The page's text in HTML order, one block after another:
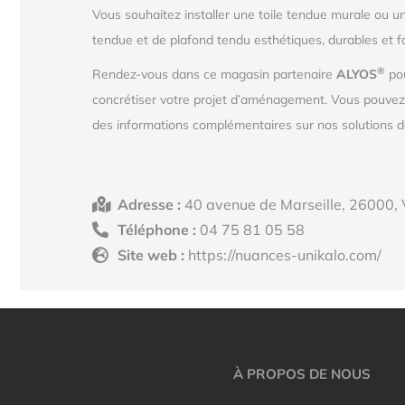
Vous souhaitez installer une toile tendue murale ou
tendue et de plafond tendu esthétiques, durables et
Rendez-vous dans ce magasin partenaire ALYOS®
concrétiser votre projet d’aménagement. Vous
des informations complémentaires sur nos solutions
Adresse : 40 avenue de Marseille, 26000,
Téléphone : 04 75 81 05 58
Site web : https://nuances-unikalo.com/
À PROPOS DE NOUS